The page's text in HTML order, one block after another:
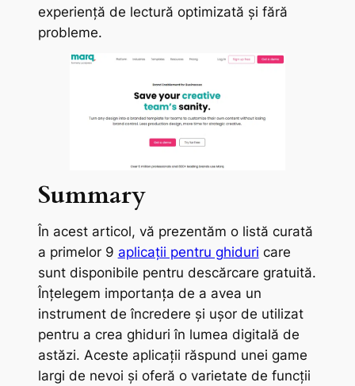
experiență de lectură optimizată și fără
probleme.
Summary
În acest articol, vă prezentăm o listă curată
a primelor 9 aplicații pentru ghiduri care
sunt disponibile pentru descărcare gratuită.
Înțelegem importanța de a avea un
instrument de încredere și ușor de utilizat
pentru a crea ghiduri în lumea digitală de
astăzi. Aceste aplicații răspund unei game
largi de nevoi și oferă o varietate de funcții